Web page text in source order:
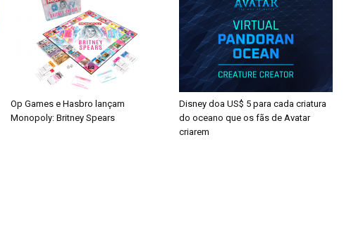
Op Games e Hasbro lançam
Monopoly: Britney Spears
Disney doa US$ 5 para cada criatura
do oceano que os fãs de Avatar
criarem